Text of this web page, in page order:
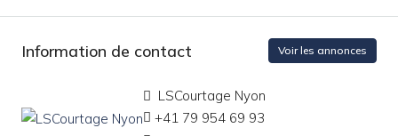
Information de contact Voir les annonces
LSCourtage Nyon
+41 79 954 69 93